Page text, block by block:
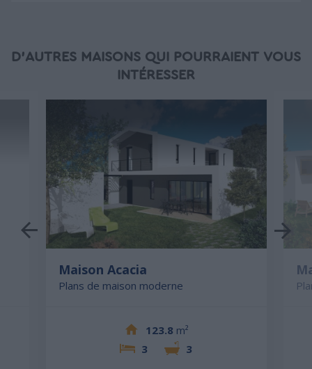
D'AUTRES MAISONS QUI POURRAIENT VOUS
INTÉRESSER
Maison Acacia
Plans de maison moderne
123.8 m²
3
3